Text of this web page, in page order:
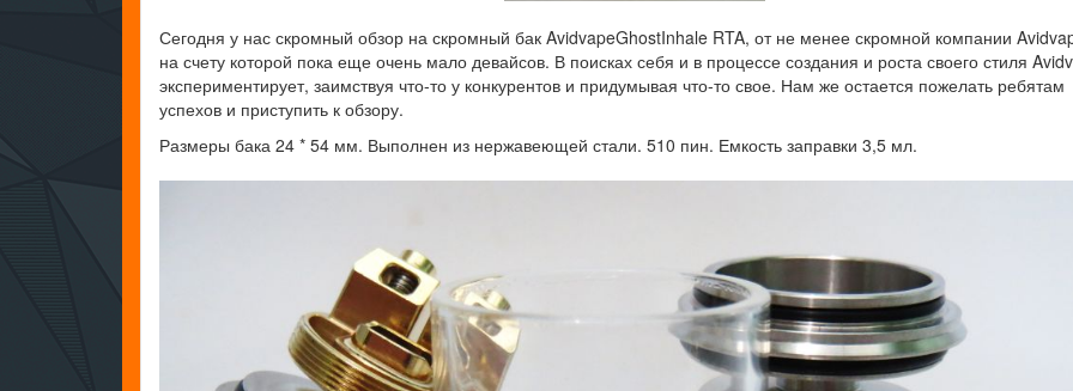
Сегодня у нас скромный обзор на скромный бак AvidvapeGhostInhale RTA, от не менее скромной компании
на счету которой пока еще очень мало девайсов. В поисках себя и в процессе создания и роста своего стиля
экспериментирует, заимствуя что-то у конкурентов и придумывая что-то свое. Нам же остается пожелать ребятам
успехов и приступить к обзору.
Размеры бака 24 * 54 мм. Выполнен из нержавеющей стали. 510 пин. Емкость заправки 3,5 мл.